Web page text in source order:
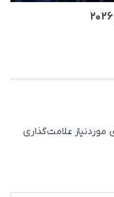
علامت‌گذاری